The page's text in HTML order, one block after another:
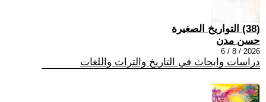
(38) التواريخ الصغيرة
حسن مدن
2026 / 8 / 6
دراسات وابحاث في التاريخ والتراث واللغات